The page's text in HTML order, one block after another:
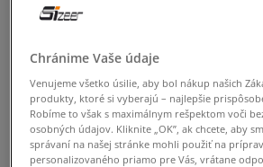
Chránime Vaše údaje
Venujeme všetko úsilie, aby bol nákup našich
produkty, ktoré si vyberajú – najlepšie
Robíme to však s maximálnym rešpektom voči
osobných údajov. Kliknite „OK”, ak chcete, aby
správaní na našej stránke mohli použiť na
personalizovaného priamo pre Vás, vrátane